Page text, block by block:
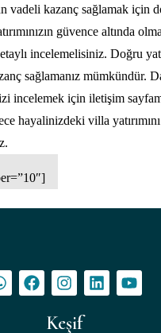
vadeli kazanç sağlamak için
güvence altında
incelemelisiniz. Doğru
sağlamanız mümkündür.
incelemek için iletişim
hayalinizdeki villa
Keşif